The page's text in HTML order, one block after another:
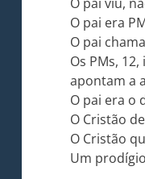
O pai era
O pai
Os PMs,
apontam a
O pai era o
O Cristão
O Cristão
Um